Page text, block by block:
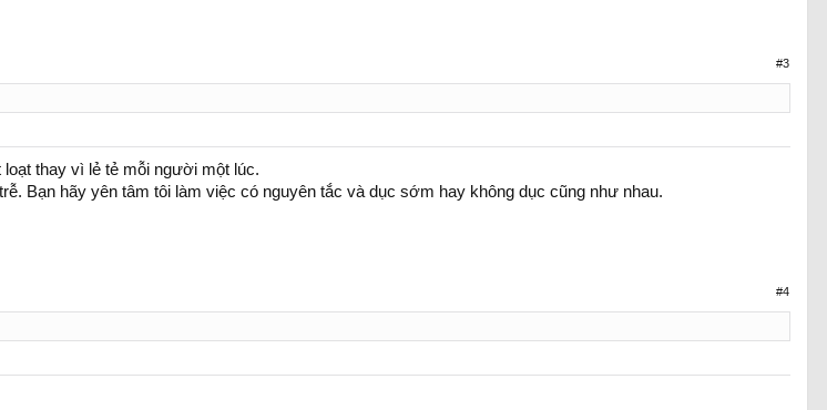
#3
thay vì lẻ tẻ mỗi người một lúc.
Bạn hãy yên tâm tôi làm việc có nguyên tắc và dục sớm hay không dục cũng như nhau.
#4